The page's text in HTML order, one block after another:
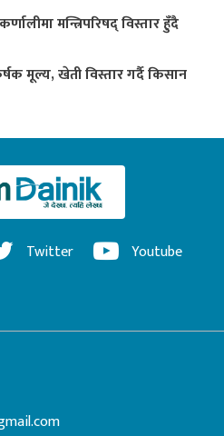
मन्त्रिपरिषद् विस्तार हुँदै
मूल्य, खेती विस्तार गर्दै किसान
Twitter Youtube